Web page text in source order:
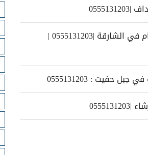
شركة جلي وتلميع رخام في الشارقة |0555131203 |
: 0555131203